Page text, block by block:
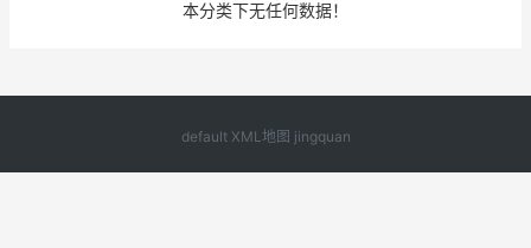
本分类下无任何数据！
default XML地图 jingquan